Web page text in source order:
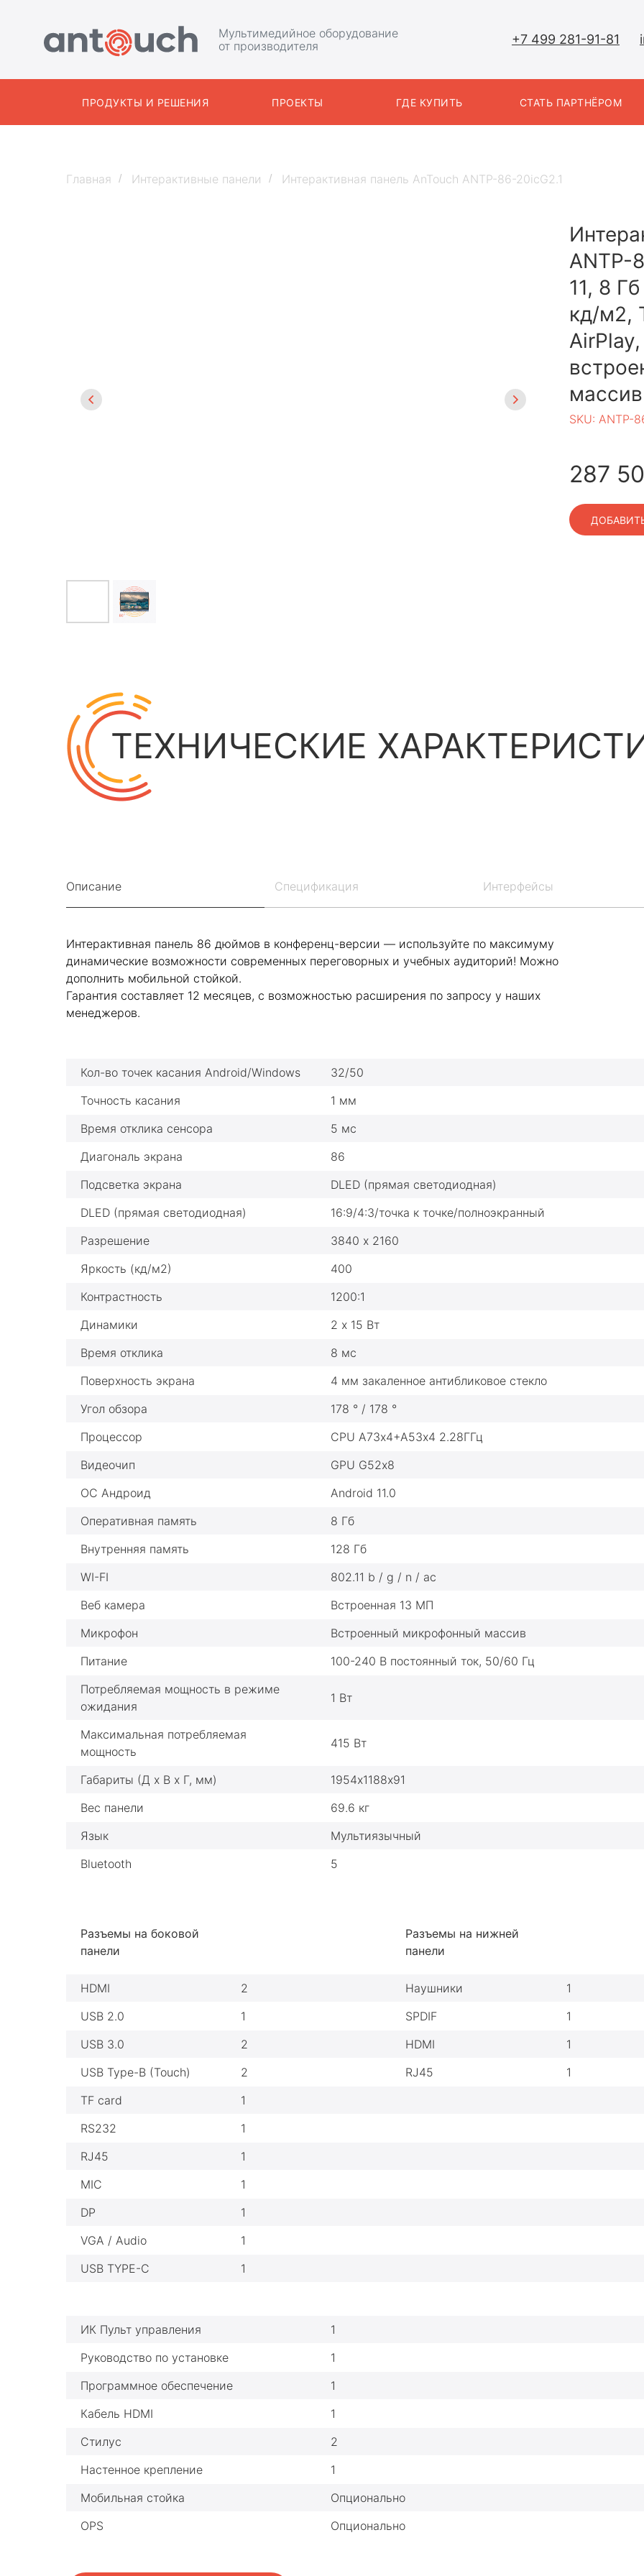
Мультимедийное оборудование
от производителя
+7 499 281-91-81
ПРОЕКТЫ ГДЕ КУПИТЬ СТАТЬ ПАРТНЁРОМ
ПРОДУКТЫ И РЕШЕНИЯ
Главная / Интерактивные панели / Интерактивная панель AnTouch ANTP-86-20icG2.1
ANTP-
11, 8
кд/м2,
массив
SKU: ANTP-
287
ТЕХНИЧЕСКИЕ
Описание Спецификация Интерфейсы
Интерактивная панель 86 дюймов в конференц-версии — используйте по максимуму
динамические возможности современных переговорных и учебных аудиторий! Можно
дополнить мобильной стойкой.
Гарантия составляет 12 месяцев, с возможностью расширения по запросу у наших
менеджеров.
Кол-во точек касания Android/Windows
32/50
Точность касания
1 мм
Время отклика сенсора
5 мс
Диагональ экрана
86
Подсветка экрана
DLED (прямая светодиодная)
DLED (прямая светодиодная)
16:9/4:3/точка к точке/полноэкранный
Разрешение
3840 х 2160
Яркость (кд/м2)
400
Контрастность
1200:1
Динамики
2 х 15 Вт
Время отклика
8 мс
Поверхность экрана
4 мм закаленное антибликовое стекло
Угол обзора
178 ° / 178 °
Процессор
CPU A73х4+A53х4 2.28ГГц
Видеочип
GPU G52х8
ОС Андроид
Android 11.0
Оперативная память
8 Гб
Внутренняя память
128 Гб
WI-FI
802.11 b / g / n / ac
Веб камера
Встроенная 13 МП
Микрофон
Встроенный микрофонный массив
Питание
100-240 В постоянный ток, 50/60 Гц
Потребляемая мощность в режиме
ожидания
1 Вт
Максимальная потребляемая
мощность
415 Вт
Габариты (Д х В х Г, мм)
1954х1188х91
Вес панели
69.6 кг
Язык
Мультиязычный
Bluetooth
5
Разъемы на боковой
панели
Разъемы на нижней
панели
HDMI 2 Наушники 1
USB 2.0
1 SPDIF 1
USB 3.0
2 HDMI 1
USB Type-B (Touch)
2 RJ45 1
TF card
1
RS232
1
RJ45
1
MIC
1
DP
1
VGA / Audio
1
USB TYPE-C
1
ИК Пульт управления
1
Руководство по установке
1
Программное обеспечение
1
Кабель HDMI
1
Стилус
2
Настенное крепление
1
Мобильная стойка
Опционально
OPS
Опционально